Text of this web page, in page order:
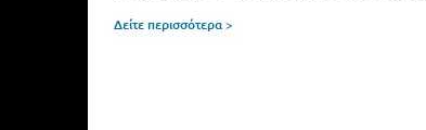
Δείτε περισσότερα >